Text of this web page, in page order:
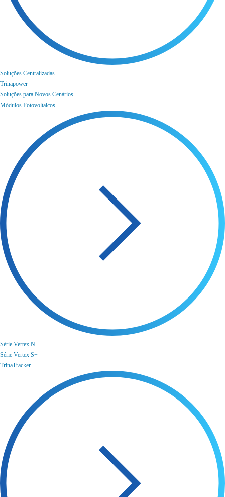
Soluções Centralizadas
Trinapower
Soluções para Novos Cenários
Módulos Fotovoltaicos
Série Vertex N
Série Vertex S+
TrinaTracker